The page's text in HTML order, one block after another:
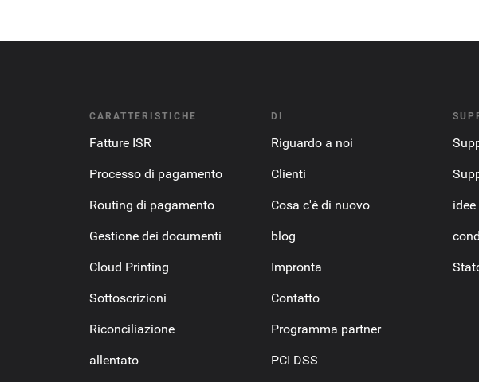
CARATTERISTICHE
Fatture ISR
Processo di pagamento
Routing di pagamento
Gestione dei documenti
Cloud Printing
Sottoscrizioni
Riconciliazione
allentato
DI
Riguardo a noi
Clienti
Cosa c'è di nuovo
blog
Impronta
Contatto
Programma partner
PCI DSS
idee